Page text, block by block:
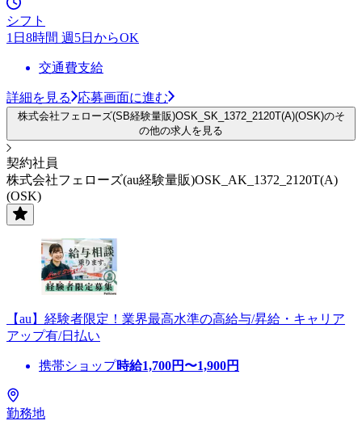
シフト
1日8時間 週5日からOK
交通費支給
詳細を見る 応募画面に進む
株式会社フェローズ(SB経験量販)OSK_SK_1372_2120T(A)(OSK)のそ
の他の求人を見る
契約社員
株式会社フェローズ(au経験量販)OSK_AK_1372_2120T(A)
(OSK)
【au】経験者限定！業界最高水準の高給与/昇給・キャリア
アップ有/日払い
携帯ショップ時給1,700円〜1,900円
勤務地